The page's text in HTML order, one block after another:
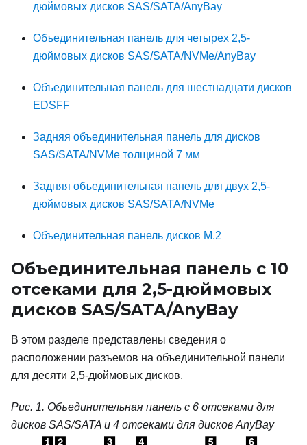
дюймовых дисков SAS/SATA/AnyBay
Объединительная панель для четырех 2,5-
дюймовых дисков SAS/SATA/NVMe/AnyBay
Объединительная панель для шестнадцати дисков
EDSFF
Задняя объединительная панель для дисков
SAS/SATA/NVMe толщиной 7 мм
Задняя объединительная панель для двух 2,5-
дюймовых дисков SAS/SATA/NVMe
Объединительная панель дисков M.2
Объединительная панель с 10
отсеками для 2,5-дюймовых
дисков SAS/SATA/AnyBay
В этом разделе представлены сведения о
расположении разъемов на объединительной панели
для десяти 2,5-дюймовых дисков.
Рис. 1. Объединительная панель с 6 отсеками для
дисков SAS/SATA и 4 отсеками для дисков AnyBay